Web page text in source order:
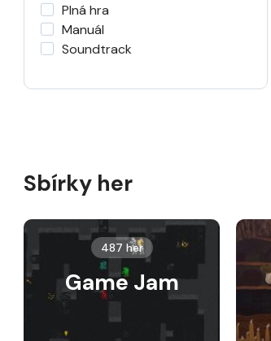
Plná hra
Manuál
Soundtrack
Sbírky her
487 her
Game Jam